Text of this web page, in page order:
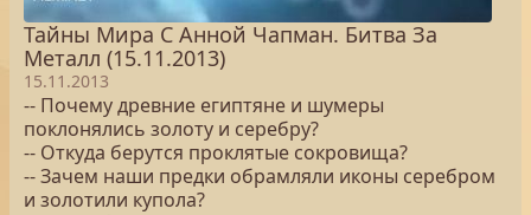
Тайны Мира С Анной Чапман. Битва За
Металл (15.11.2013)
15.11.2013
-- Почему древние египтяне и шумеры
поклонялись золоту и серебру?
-- Откуда берутся проклятые сокровища?
-- Зачем наши предки обрамляли иконы серебром
и золотили купола?